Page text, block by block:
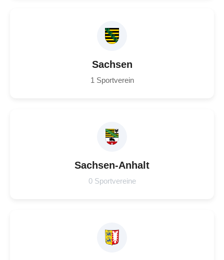
Sachsen
1 Sportverein
Sachsen-Anhalt
0 Sportvereine